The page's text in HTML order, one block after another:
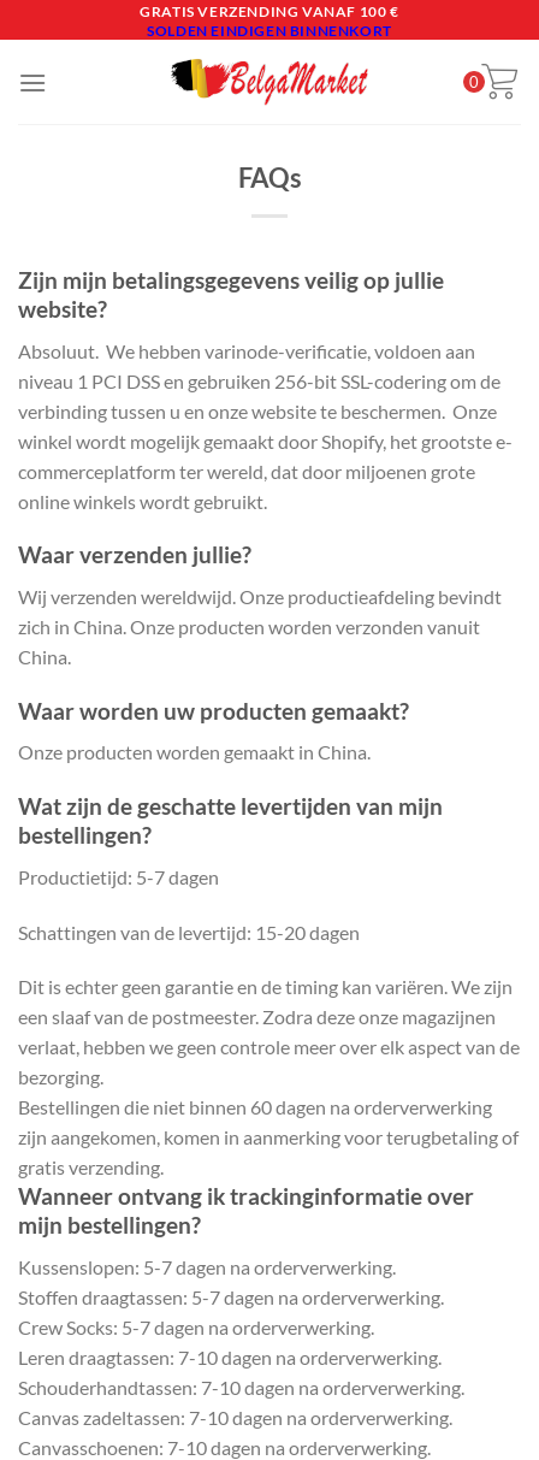
to
content
GRATIS VERZENDING VANAF 100 €
SOLDEN EINDIGEN BINNENKORT
0
FAQs
Zijn mijn betalingsgegevens veilig op jullie
website?
Absoluut. We hebben varinode-verificatie, voldoen aan
niveau 1 PCI DSS en gebruiken 256-bit SSL-codering om de
verbinding tussen u en onze website te beschermen. Onze
winkel wordt mogelijk gemaakt door Shopify, het grootste e-
commerceplatform ter wereld, dat door miljoenen grote
online winkels wordt gebruikt.
Waar verzenden jullie?
Wij verzenden wereldwijd. Onze productieafdeling bevindt
zich in China. Onze producten worden verzonden vanuit
China.
Waar worden uw producten gemaakt?
Onze producten worden gemaakt in China.
Wat zijn de geschatte levertijden van mijn
bestellingen?
Productietijd: 5-7 dagen
Schattingen van de levertijd: 15-20 dagen
Dit is echter geen garantie en de timing kan variëren. We zijn
een slaaf van de postmeester. Zodra deze onze magazijnen
verlaat, hebben we geen controle meer over elk aspect van de
bezorging.
Bestellingen die niet binnen 60 dagen na orderverwerking
zijn aangekomen, komen in aanmerking voor terugbetaling of
gratis verzending.
Wanneer ontvang ik trackinginformatie over
mijn bestellingen?
Kussenslopen: 5-7 dagen na orderverwerking.
Stoffen draagtassen: 5-7 dagen na orderverwerking.
Crew Socks: 5-7 dagen na orderverwerking.
Leren draagtassen: 7-10 dagen na orderverwerking.
Schouderhandtassen: 7-10 dagen na orderverwerking.
Canvas zadeltassen: 7-10 dagen na orderverwerking.
Canvasschoenen: 7-10 dagen na orderverwerking.